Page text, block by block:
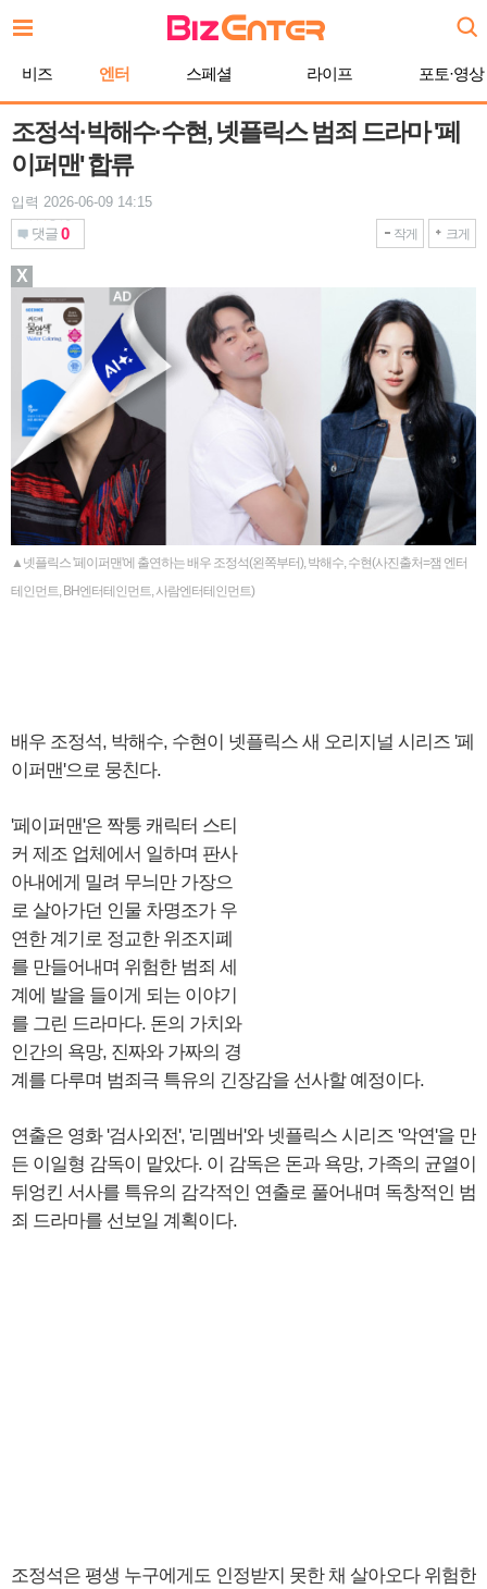
문
비즈 엔터 스페셜 라이프 포토·영상
조정석·박해수·수현, 넷플릭스 범죄 드라마 '페
이퍼맨' 합류
입력 2026-06-09 14:15
댓글 0 작게 크게
▲넷플릭스 '페이퍼맨'에 출연하는 배우 조정석(왼쪽부터), 박해수, 수현(사진출처=잼 엔터
테인먼트, BH엔터테인먼트, 사람엔터테인먼트)
배우 조정석, 박해수, 수현이 넷플릭스 새 오리지널 시리즈 '페
이퍼맨'으로 뭉친다.
'페이퍼맨'은 짝퉁 캐릭터 스티
커 제조 업체에서 일하며 판사
아내에게 밀려 무늬만 가장으
로 살아가던 인물 차명조가 우
연한 계기로 정교한 위조지폐
를 만들어내며 위험한 범죄 세
계에 발을 들이게 되는 이야기
를 그린 드라마다. 돈의 가치와
인간의 욕망, 진짜와 가짜의 경
계를 다루며 범죄극 특유의 긴장감을 선사할 예정이다.
연출은 영화 '검사외전', '리멤버'와 넷플릭스 시리즈 '악연'을 만
든 이일형 감독이 맡았다. 이 감독은 돈과 욕망, 가족의 균열이
뒤엉킨 서사를 특유의 감각적인 연출로 풀어내며 독창적인 범
죄 드라마를 선보일 계획이다.
조정석은 평생 누구에게도 인정받지 못한 채 살아오다 위험한
X